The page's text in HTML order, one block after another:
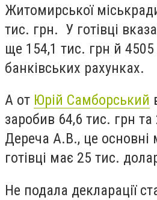
Житомирської
тис. грн. У готівці
ще 154,1 тис. грн й
банківських рахунках.
А от Юрій Самборський
заробив 64,6 тис. грн
Дереча А.В., це основні
готівці має 25 тис.
Не подала декларації